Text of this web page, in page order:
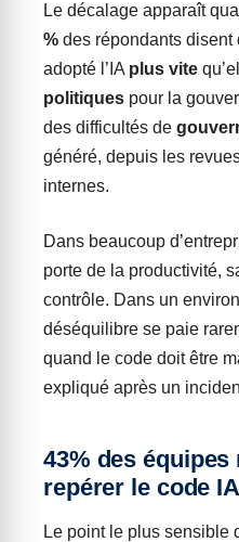
Le décalage apparaît
% des répondants disent
adopté l’IA plus vite
politiques pour la
des difficultés de
généré, depuis les
internes.
Dans beaucoup
porte de la productivité,
contrôle. Dans un
déséquilibre se paie
quand le code doit être
expliqué après un
43% des équipes
repérer le code
Le point le plus sensible